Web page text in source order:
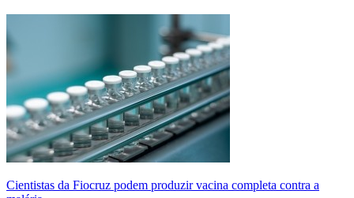
Cientistas da Fiocruz podem produzir vacina completa contra a